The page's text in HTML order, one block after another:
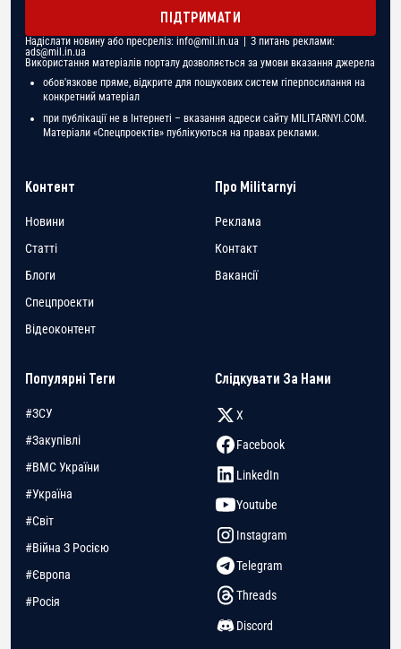
ПІДТРИМАТИ
Надіслати новину або пресреліз: info@mil.in.ua | З питань реклами:
ads@mil.in.ua
Використання матеріалів порталу дозволяється за умови вказання джерела
обов'язкове пряме, відкрите для пошукових систем гіперпосилання на
конкретний матеріал
при публікації не в Інтернеті – вказання адреси сайту MILITARNYI.COM.
Матеріали «Спецпроектів» публікуються на правах реклами.
Контент
Новини
Статті
Блоги
Спецпроекти
Відеоконтент
Про Militarnyi
Реклама
Контакт
Вакансії
Популярні Теги
#ЗСУ
#Закупівлі
#ВМС України
#Україна
#Світ
#Війна З Росією
#Європа
#Росія
Слідкувати За Нами
X
Facebook
LinkedIn
Youtube
Instagram
Telegram
Threads
Discord